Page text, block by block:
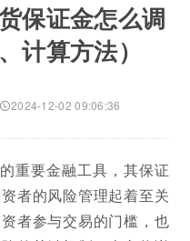
保证金怎么调
计算方法）
2024-12-02 09:06:36
重要金融工具，其保证
者的风险管理起着至关
者参与交易的门槛，也